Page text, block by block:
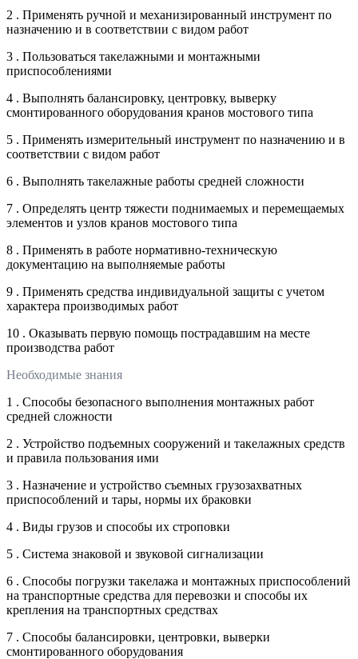
2 . Применять ручной и механизированный инструмент по
назначению и в соответствии с видом работ
3 . Пользоваться такелажными и монтажными
приспособлениями
4 . Выполнять балансировку, центровку, выверку
смонтированного оборудования кранов мостового типа
5 . Применять измерительный инструмент по назначению и в
соответствии с видом работ
6 . Выполнять такелажные работы средней сложности
7 . Определять центр тяжести поднимаемых и перемещаемых
элементов и узлов кранов мостового типа
8 . Применять в работе нормативно-техническую
документацию на выполняемые работы
9 . Применять средства индивидуальной защиты с учетом
характера производимых работ
10 . Оказывать первую помощь пострадавшим на месте
производства работ
Необходимые знания
1 . Способы безопасного выполнения монтажных работ
средней сложности
2 . Устройство подъемных сооружений и такелажных средств
и правила пользования ими
3 . Назначение и устройство съемных грузозахватных
приспособлений и тары, нормы их браковки
4 . Виды грузов и способы их строповки
5 . Система знаковой и звуковой сигнализации
6 . Способы погрузки такелажа и монтажных приспособлений
на транспортные средства для перевозки и способы их
крепления на транспортных средствах
7 . Способы балансировки, центровки, выверки
смонтированного оборудования